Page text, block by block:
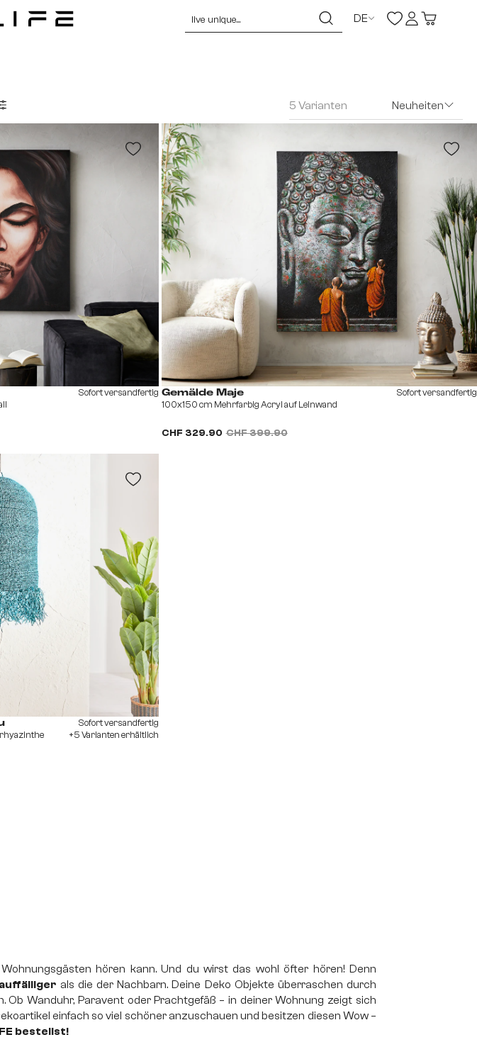
DE
5 Varianten Neuheiten
Sofort versandfertig Gemälde Maje
100x150 cm Mehrfarbig Acryl auf Leinwand
CHF 329.90 CHF 399.90
Sofort versandfertig
Sofort versandfertig
+5 Varianten erhältlich
hören kann. Und du wirst das wohl öfter hören! Denn
als die der Nachbarn. Deine Deko Objekte überraschen durch
Wanduhr, Paravent oder Prachtgefäß – in deiner Wohnung zeigt sich
einfach so viel schöner anzuschauen und besitzen diesen Wow –
bestellst!